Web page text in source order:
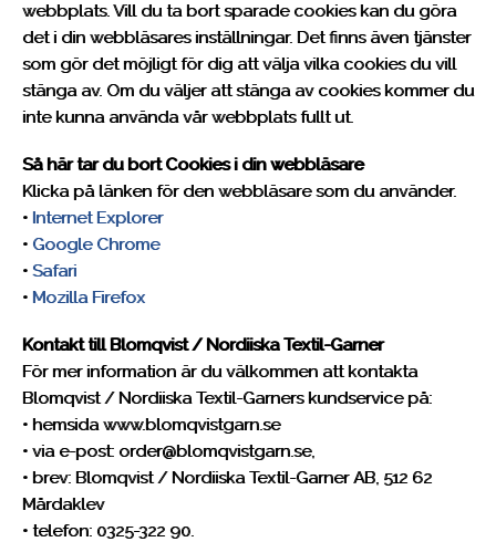
webbplats. Vill du ta bort sparade cookies kan du göra
det i din webbläsares inställningar. Det finns även tjänster
som gör det möjligt för dig att välja vilka cookies du vill
stänga av. Om du väljer att stänga av cookies kommer du
inte kunna använda vår webbplats fullt ut.
Så här tar du bort Cookies i din webbläsare
Klicka på länken för den webbläsare som du använder.
• Internet Explorer
• Google Chrome
• Safari
• Mozilla Firefox
Kontakt till Blomqvist / Nordiiska Textil-Garner
För mer information är du välkommen att kontakta
Blomqvist / Nordiiska Textil-Garners kundservice på:
• hemsida www.blomqvistgarn.se
• via e-post: order@blomqvistgarn.se,
• brev: Blomqvist / Nordiiska Textil-Garner AB, 512 62
Mårdaklev
• telefon: 0325-322 90.